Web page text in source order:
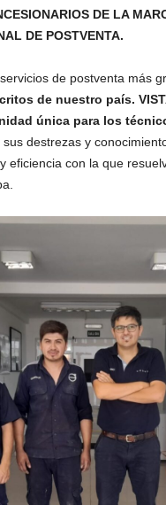
DE LA
DE POSTVENTA.
de postventa más
de nuestro país.
única para los
destrezas y
eficiencia con la que